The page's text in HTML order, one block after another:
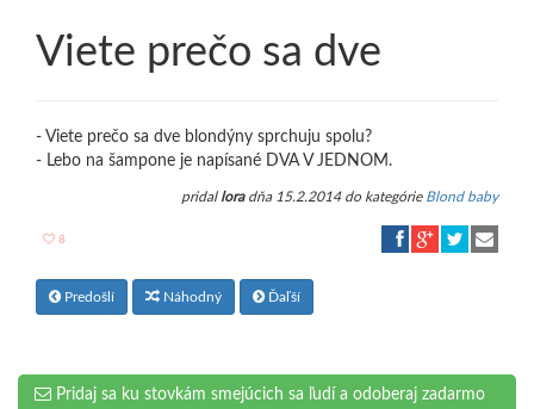
Viete prečo sa dve
- Viete prečo sa dve blondýny sprchuju spolu?
- Lebo na šampone je napísané DVA V JEDNOM.
pridal loradňa 15.2.2014 do kategórie Blond baby
8
Predošlí Náhodný Ďaľší
Pridaj sa ku stovkám smejúcich sa ľudí a odoberaj zadarmo